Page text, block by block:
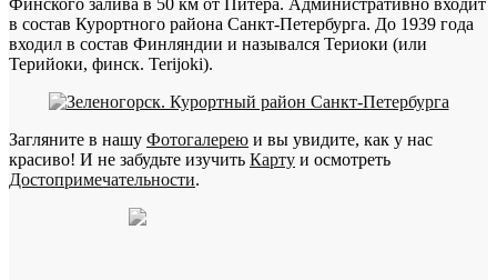
Финского залива в 50 км от Питера. Административно входит
в состав Курортного района Санкт-Петербурга. До 1939 года
входил в состав Финляндии и назывался Териоки (или
Терийоки, финск. Terijoki).
Загляните в нашу Фотогалерею и вы увидите, как у нас
красиво! И не забудьте изучить Карту и осмотреть
Достопримечательности.